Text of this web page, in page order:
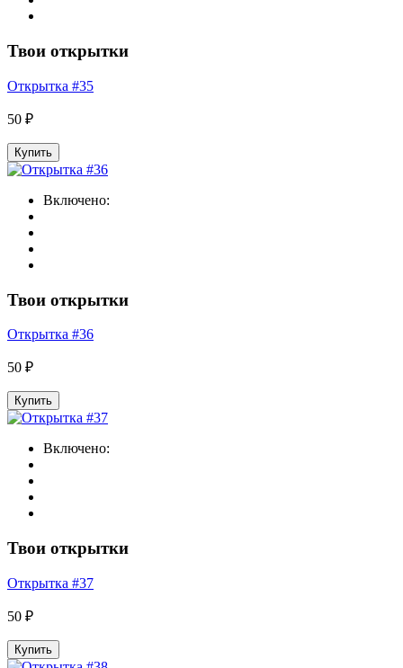
Твои открытки
Открытка #35
50 ₽
Купить
Включено:
Твои открытки
Открытка #36
50 ₽
Купить
Включено:
Твои открытки
Открытка #37
50 ₽
Купить